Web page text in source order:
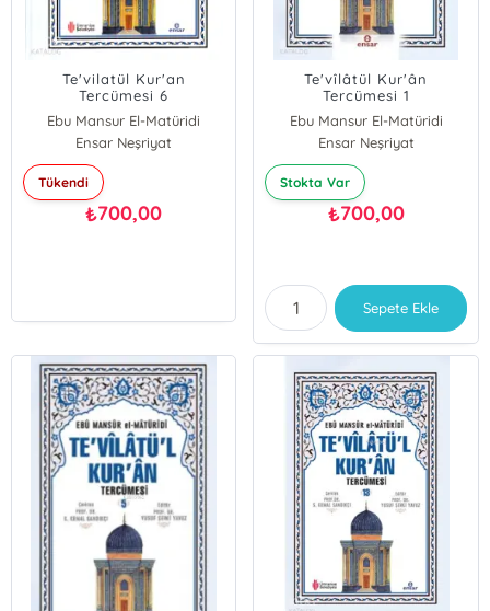
Te'vilatül Kur'an
Tercümesi 6
Ebu Mansur El-Matüridi
Ensar Neşriyat
Tükendi
₺700,00
Te'vîlâtül Kur'ân
Tercümesi 1
Ebu Mansur El-Matüridi
Ensar Neşriyat
Stokta Var
₺700,00
Sepete Ekle